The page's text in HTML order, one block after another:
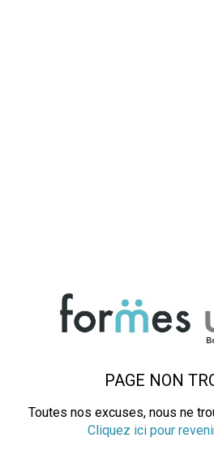
PAGE NON
Toutes nos excuses, nous ne
Cliquez ici pour